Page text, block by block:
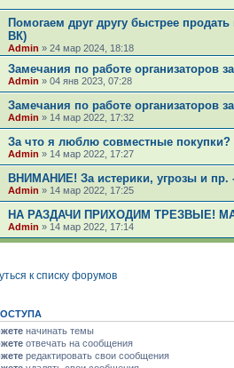
Помогаем друг другу быстрее
ВК)
Admin » 24 мар 2024, 18:18
Замечания по работе организаторов
Admin » 04 янв 2023, 07:28
Замечания по работе организаторов
Admin » 14 мар 2022, 17:32
За что я люблю совместные покупки?
Admin » 14 мар 2022, 17:27
ВНИМАНИЕ! За истерики, угрозы и пр.
Admin » 14 мар 2022, 17:25
НА РАЗДАЧИ ПРИХОДИМ ТРЕЗВЫЕ!
Admin » 14 мар 2022, 17:14
к списку форумов
начинать темы
отвечать на сообщения
редактировать свои сообщения